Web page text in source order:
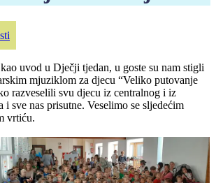
uvod u Dječji tjedan, u goste su nam stigli
mjuziklom za djecu “Veliko putovanje
razveselili svu djecu iz centralnog i iz
i sve nas prisutne. Veselimo se sljedećim
vrtiću.